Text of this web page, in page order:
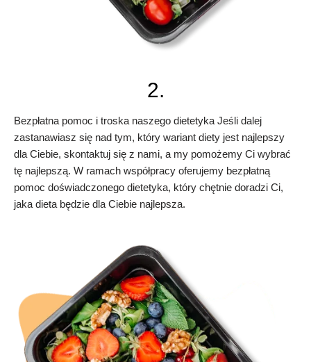
2.
Bezpłatna pomoc i troska naszego dietetyka Jeśli dalej
zastanawiasz się nad tym, który wariant diety jest najlepszy
dla Ciebie, skontaktuj się z nami, a my pomożemy Ci wybrać
tę najlepszą. W ramach współpracy oferujemy bezpłatną
pomoc doświadczonego dietetyka, który chętnie doradzi Ci,
jaka dieta będzie dla Ciebie najlepsza.